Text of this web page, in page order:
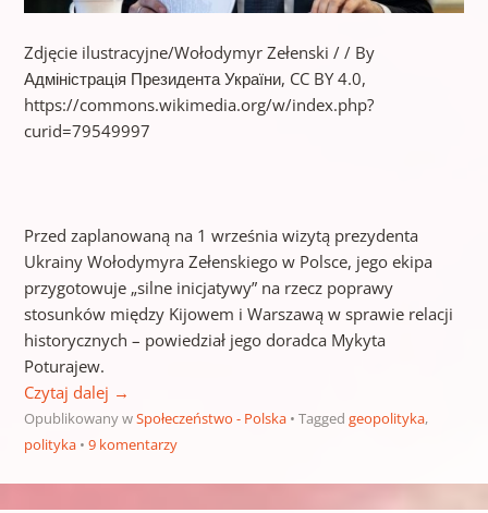
Zdjęcie ilustracyjne/Wołodymyr Zełenski / / By
Адміністрація Президента України, CC BY 4.0,
https://commons.wikimedia.org/w/index.php?
curid=79549997
Przed zaplanowaną na 1 września wizytą prezydenta
Ukrainy Wołodymyra Zełenskiego w Polsce, jego ekipa
przygotowuje „silne inicjatywy” na rzecz poprawy
stosunków między Kijowem i Warszawą w sprawie relacji
historycznych – powiedział jego doradca Mykyta
Poturajew.
Czytaj dalej →
Opublikowany wSpołeczeństwo - Polska Tagged geopolityka,
polityka
9 komentarzy